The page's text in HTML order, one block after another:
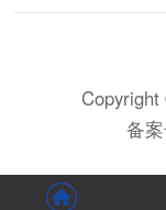
备案